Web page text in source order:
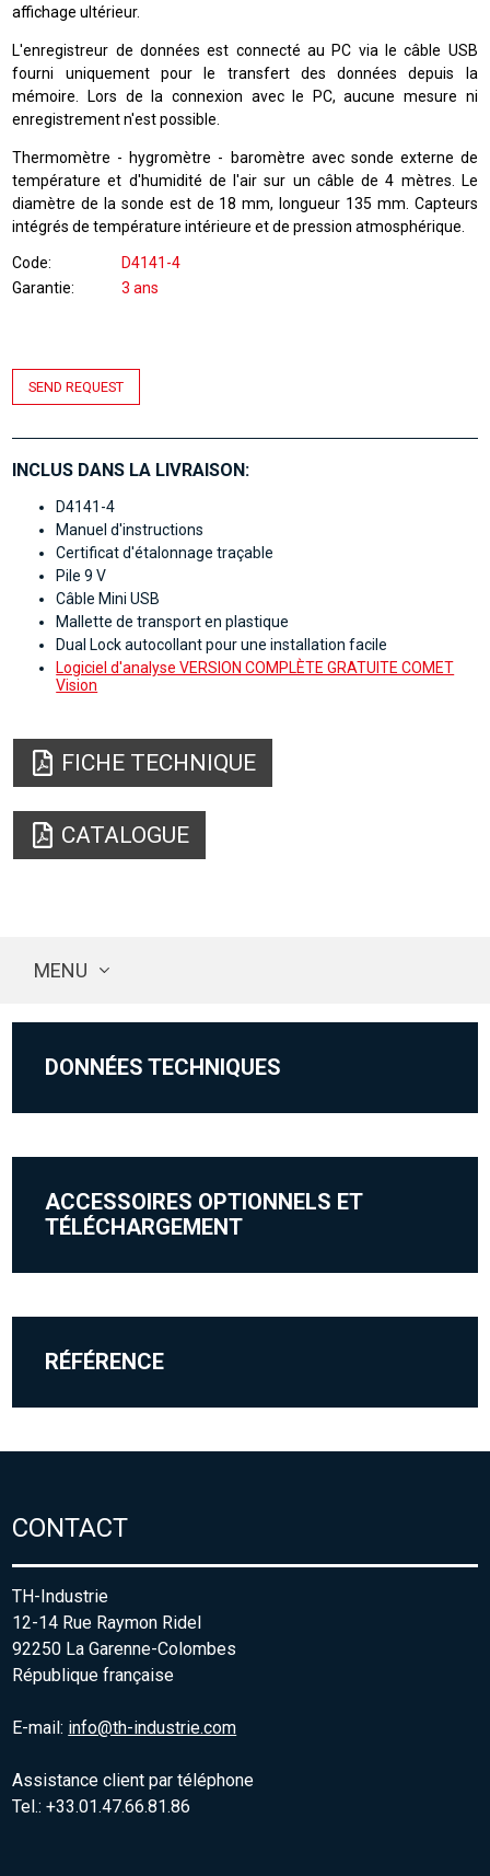
affichage ultérieur.
L'enregistreur de données est connecté au PC via le câble USB
fourni uniquement pour le transfert des données depuis la
mémoire. Lors de la connexion avec le PC, aucune mesure ni
enregistrement n'est possible.
Thermomètre - hygromètre - baromètre avec sonde externe de
température et d'humidité de l'air sur un câble de 4 mètres. Le
diamètre de la sonde est de 18 mm, longueur 135 mm. Capteurs
intégrés de température intérieure et de pression atmosphérique.
Code
D4141-4
Garantie
3 ans
SEND REQUEST
INCLUS DANS LA LIVRAISON:
D4141-4
Manuel d'instructions
Certificat d'étalonnage traçable
Pile 9 V
Câble Mini USB
Mallette de transport en plastique
Dual Lock autocollant pour une installation facile
Logiciel d'analyse VERSION COMPLÈTE GRATUITE COMET
Vision
FICHE TECHNIQUE
CATALOGUE
MENU
DONNÉES TECHNIQUES
ACCESSOIRES OPTIONNELS ET
TÉLÉCHARGEMENT
RÉFÉRENCE
CONTACT
TH-Industrie
12-14 Rue Raymon Ridel
92250 La Garenne-Colombes
République française
E-mail: info@th-industrie.com
Assistance client par téléphone
Tel.: +33.01.47.66.81.86